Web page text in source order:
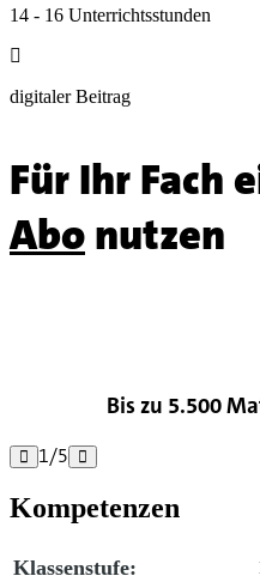
14 - 16 Unterrichtsstunden

digitaler Beitrag
Für Ihr Fach
Abonutzen
Bis zu 5.500
 1/5 
Kompetenzen
Klassenstufe: